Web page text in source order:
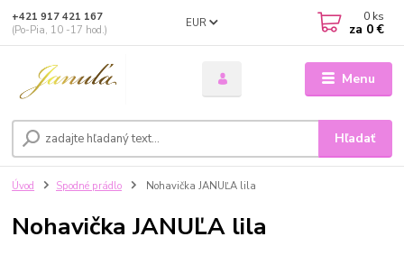
Menu
EUR
Hľadať
+421 917 421 167
(Po-Pia, 10 -17 hod.)
0 ks
za 0 €
Úvod Spodné prádlo Nohavička JANUĽA lila
Nohavička JANUĽA lila